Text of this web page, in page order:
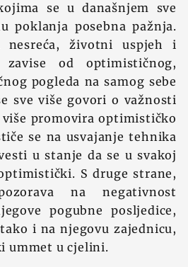
se u današnjem sve
poklanja posebna pažnja.
nesreća, životni uspjeh i
zavise od optimističnog,
pogleda na samog sebe
sve više govori o važnosti
promovira optimističko
se na usvajanje tehnika
u stanje da se u svakoj
S druge strane,
na negativnost
pogubne posljedice,
i na njegovu zajednicu,
ummet u cjelini.